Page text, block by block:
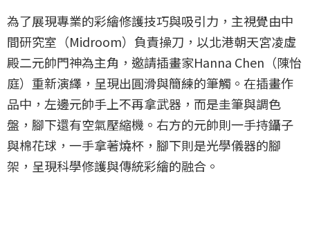
為了展現專業的彩繪修護技巧與吸引力，主視覺由中
間研究室（Midroom）負責操刀，以北港朝天宮凌虛
殿二元帥門神為主角，邀請插畫家Hanna Chen（陳怡
庭）重新演繹，呈現出圓滑與簡練的筆觸。在插畫作
品中，左邊元帥手上不再拿武器，而是圭筆與調色
盤，腳下還有空氣壓縮機。右方的元帥則一手持鑷子
與棉花球，一手拿著燒杯，腳下則是光學儀器的腳
架，呈現科學修護與傳統彩繪的融合。